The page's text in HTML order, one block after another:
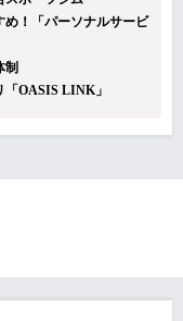
！「パーソナルサービ
制
OASIS LINK」